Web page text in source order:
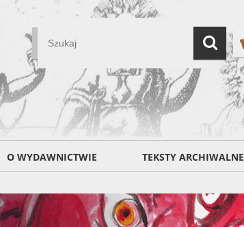
O WYDAWNICTWIE TEKSTY ARCHIWALNE